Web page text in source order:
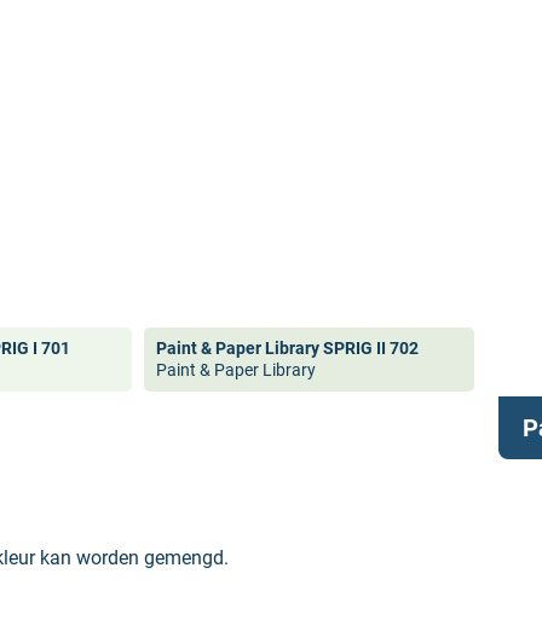
I 701
Paint & Paper Library SPRIG II 702
Paint & Paper Library
kan worden gemengd.